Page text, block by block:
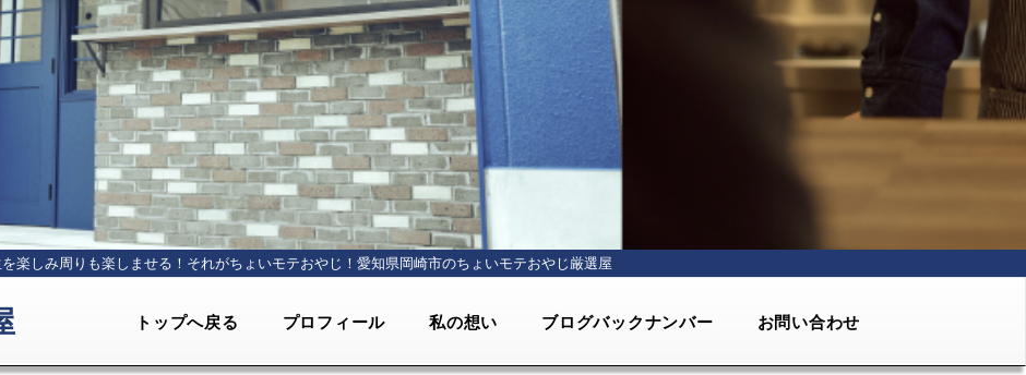
を楽しみ周りも楽しませる！それがちょいモテおやじ！ 愛知県岡崎市のちょいモテおやじ厳選屋
トップへ戻る プロフィール 私の想い ブログバックナンバー お問い合わせ